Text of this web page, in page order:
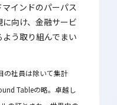
インドのパーパス
向け、金融サービ
う取り組んでまい
の社員は除いて集計
Tableの略。卓越し